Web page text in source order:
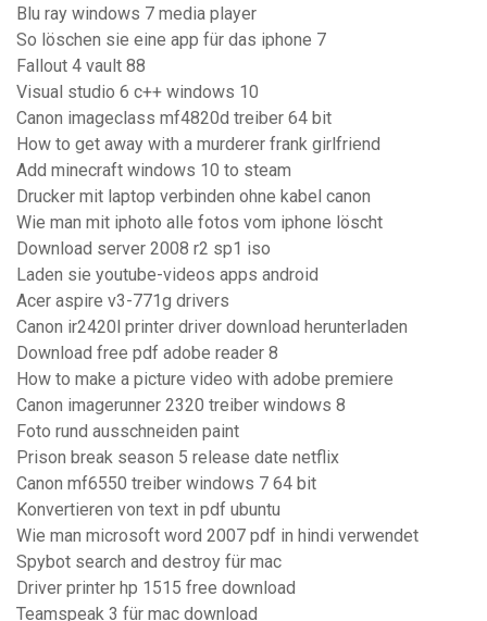
Blu ray windows 7 media player
So löschen sie eine app für das iphone 7
Fallout 4 vault 88
Visual studio 6 c++ windows 10
Canon imageclass mf4820d treiber 64 bit
How to get away with a murderer frank girlfriend
Add minecraft windows 10 to steam
Drucker mit laptop verbinden ohne kabel canon
Wie man mit iphoto alle fotos vom iphone löscht
Download server 2008 r2 sp1 iso
Laden sie youtube-videos apps android
Acer aspire v3-771g drivers
Canon ir2420l printer driver download herunterladen
Download free pdf adobe reader 8
How to make a picture video with adobe premiere
Canon imagerunner 2320 treiber windows 8
Foto rund ausschneiden paint
Prison break season 5 release date netflix
Canon mf6550 treiber windows 7 64 bit
Konvertieren von text in pdf ubuntu
Wie man microsoft word 2007 pdf in hindi verwendet
Spybot search and destroy für mac
Driver printer hp 1515 free download
Teamspeak 3 für mac download